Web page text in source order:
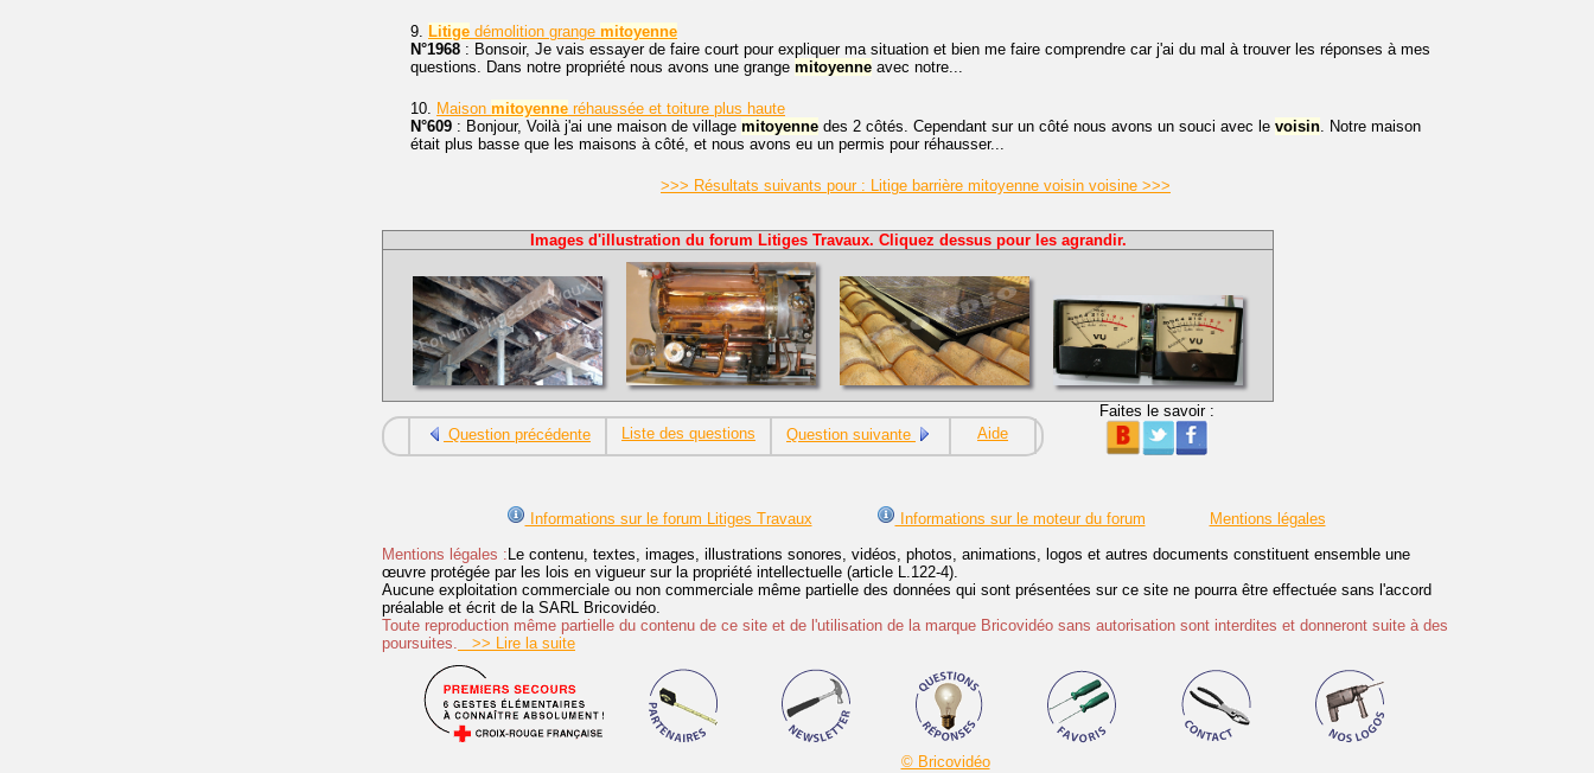
9. Litige démolition grange mitoyenne
N°1968 : Bonsoir, Je vais essayer de faire court pour expliquer ma situation et bien me faire comprendre car j'ai du mal à trouver les réponses à mes
questions. Dans notre propriété nous avons une grange mitoyenne avec notre...
10. Maison mitoyenne réhaussée et toiture plus haute
N°609 : Bonjour, Voilà j'ai une maison de village mitoyenne des 2 côtés. Cependant sur un côté nous avons un souci avec le voisin. Notre maison
était plus basse que les maisons à côté, et nous avons eu un permis pour réhausser...
>>> Résultats suivants pour : Litige barrière mitoyenne voisin voisine >>>
Images d'illustration du forum Litiges Travaux. Cliquez dessus pour les agrandir.
Question précédente Liste des questions Question suivante Aide
Faites le savoir :
Informations sur le forum Litiges Travaux Informations sur le moteur du forum
Mentions légales
Mentions légales : Le contenu, textes, images, illustrations sonores, vidéos, photos, animations, logos et autres documents constituent ensemble une
œuvre protégée par les lois en vigueur sur la propriété intellectuelle (article L.122-4).
Aucune exploitation commerciale ou non commerciale même partielle des données qui sont présentées sur ce site ne pourra être effectuée sans l'accord
préalable et écrit de la SARL Bricovidéo.
Toute reproduction même partielle du contenu de ce site et de l'utilisation de la marque Bricovidéo sans autorisation sont interdites et donneront suite à des
poursuites. >> Lire la suite
© Bricovidéo